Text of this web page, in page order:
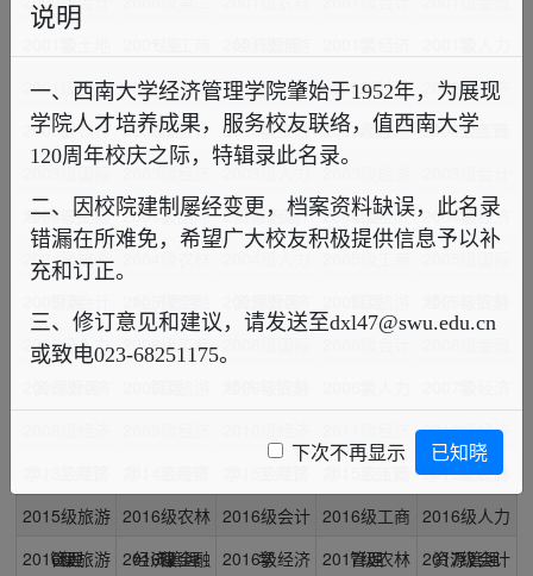
资源管理
管理
管理
学
资源管理
2001级会计
学
2001级工商
管理
2001级会计
学
2002级经
济、人力、
会计、旅游
2002级经济
学、工商管
2003级农林
经济管理
2003级会计
学
2003级金融
学
2003级土地
资源管理
2003级工商
2003级国际
经济与贸易
2003级经济
学
2003级人力
资源管理
2003级旅游
管理
学
2004级工商
管理
2004级国际 2004级会计 2004级金融
2004级经济
2004级旅游
学
学
2005级人力 2006级工商
学、工商管
理
理
理
理
理
2012级经济
学、工商管
理
学、工商管
理
学、工商管
理
学
管理
2015级农林
经济管理
2015级旅游
管理
2016级农林
经济管理
2016级会计
学
2016级工商
管理
2016级人力
资源管理
2016级旅游 2016级金融 2016级经济 2017级农林 2017级会计
说明
一、西南大学经济管理学院肇始于1952年，为展现
学院人才培养成果，服务校友联络，值西南大学
120周年校庆之际，特辑录此名录。
二、因校院建制屡经变更，档案资料缺误，此名录
错漏在所难免，希望广大校友积极提供信息予以补
充和订正。
三、修订意见和建议，请发送至dxl47@swu.edu.cn
或致电023-68251175。
下次不再显示 已知晓